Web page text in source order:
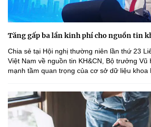
Tăng gấp ba lần kinh phí cho nguồn tin
Chia sẻ tại Hội nghị thường niên lần thứ 23
Việt Nam về nguồn tin KH&CN, Bộ trưởng Vũ
mạnh tầm quan trọng của cơ sở dữ liệu khoa